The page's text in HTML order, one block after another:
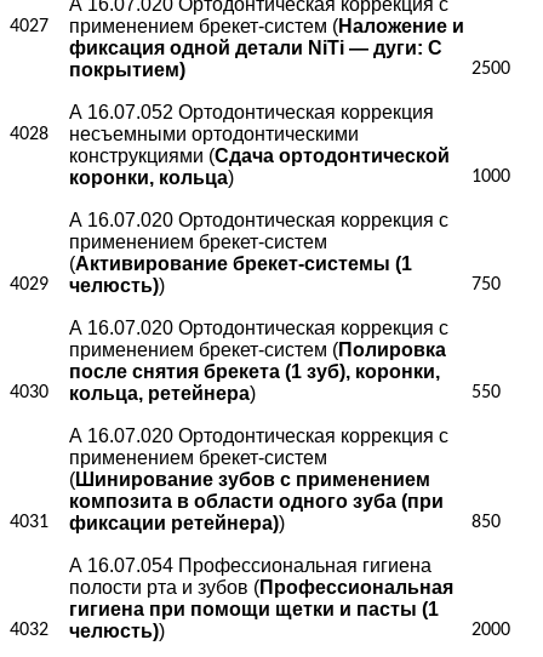
4027
применением брекет-систем (Наложение и
фиксация одной детали NiTi — дуги: С
покрытием)
2500
4028
А 16.07.052 Ортодонтическая коррекция
несъемными ортодонтическими
конструкциями (Сдача ортодонтической
коронки, кольца) 1000
4029
А 16.07.020 Ортодонтическая коррекция с
применением брекет-систем
(Активирование брекет-системы (1
челюсть)) 750
4030
А 16.07.020 Ортодонтическая коррекция с
применением брекет-систем (Полировка
после снятия брекета (1 зуб), коронки,
кольца, ретейнера) 550
4031
А 16.07.020 Ортодонтическая коррекция с
применением брекет-систем
(Шинирование зубов с применением
композита в области одного зуба (при
фиксации ретейнера)) 850
4032
А 16.07.054 Профессиональная гигиена
полости рта и зубов (Профессиональная
гигиена при помощи щетки и пасты (1
челюсть)) 2000